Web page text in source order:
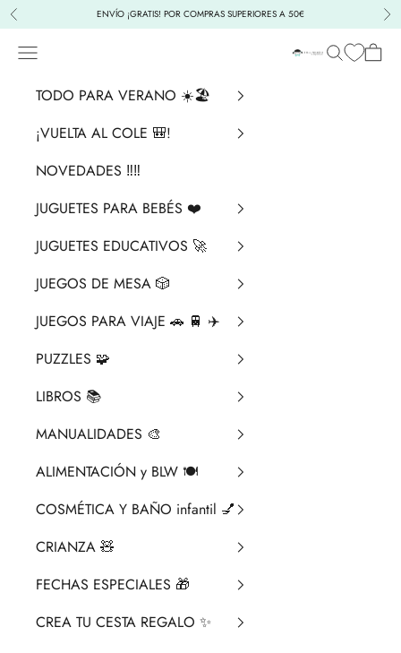
Ir al contenido
Anterior ENVÍO ¡GRATIS! POR COMPRAS SUPERIORES A 50€
La Chata
Menú BuscarCesta
TODO PARA VERANO ☀️🏖️
¡VUELTA AL COLE 🎒!
NOVEDADES ‼️​‼️​
JUGUETES PARA BEBÉS ❤️​
JUGUETES EDUCATIVOS 🚀
JUEGOS DE MESA 🎲
JUEGOS PARA VIAJE 🚗 🚆 ✈️
PUZZLES 🧩
LIBROS 📚​
MANUALIDADES 🎨​
ALIMENTACIÓN y BLW 🍽️
COSMÉTICA Y BAÑO infantil 💅
CRIANZA ​🧸​
FECHAS ESPECIALES 🎁
CREA TU CESTA REGALO ✨